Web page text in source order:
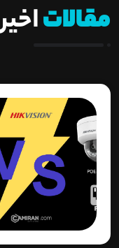
مقالاتاخیر